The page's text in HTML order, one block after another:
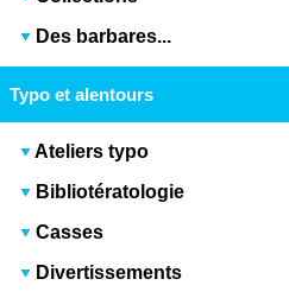
Des barbares...
Typo et alentours
Ateliers typo
Bibliotératologie
Casses
Divertissements